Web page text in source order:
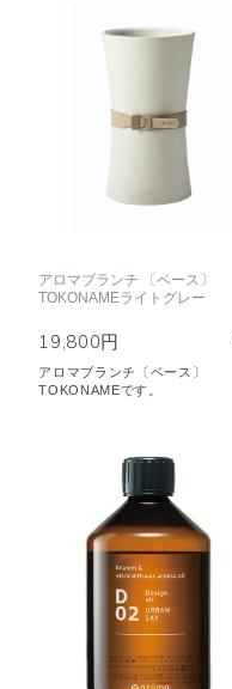
アロマブランチ 〔ベース〕
TOKONAMEライトグレー
19,800円
アロマブランチ〔ベース〕
TOKONAMEです。